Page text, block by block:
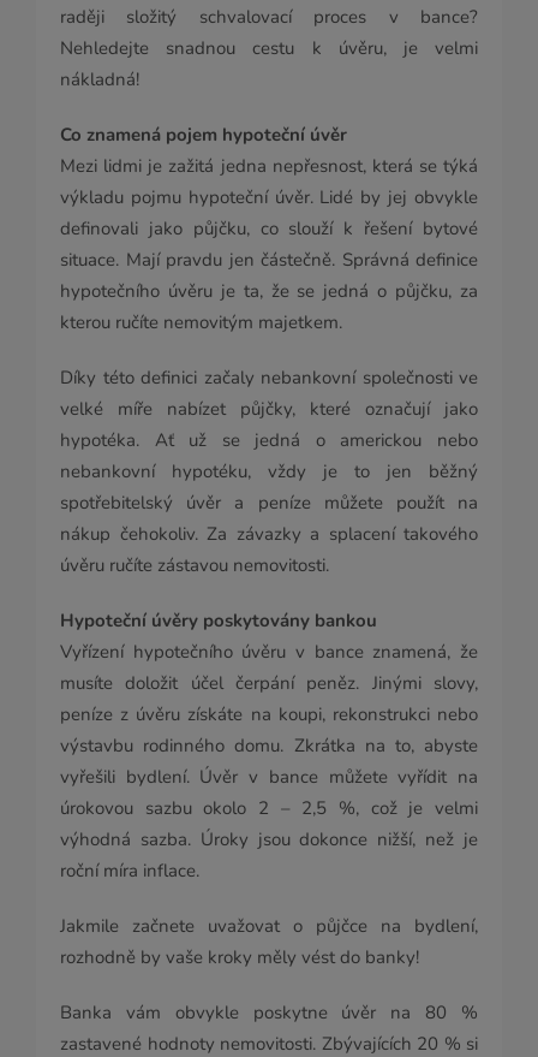
raději složitý schvalovací proces v bance?
Nehledejte snadnou cestu k úvěru, je velmi
nákladná!
Co znamená pojem hypoteční úvěr
Mezi lidmi je zažitá jedna nepřesnost, která se týká
výkladu pojmu hypoteční úvěr. Lidé by jej obvykle
definovali jako půjčku, co slouží k řešení bytové
situace. Mají pravdu jen částečně. Správná definice
hypotečního úvěru je ta, že se jedná o půjčku, za
kterou ručíte nemovitým majetkem.
Díky této definici začaly nebankovní společnosti ve
velké míře nabízet půjčky, které označují jako
hypotéka. Ať už se jedná o americkou nebo
nebankovní hypotéku, vždy je to jen běžný
spotřebitelský úvěr a peníze můžete použít na
nákup čehokoliv. Za závazky a splacení takového
úvěru ručíte zástavou nemovitosti.
Hypoteční úvěry poskytovány bankou
Vyřízení hypotečního úvěru v bance znamená, že
musíte doložit účel čerpání peněz. Jinými slovy,
peníze z úvěru získáte na koupi, rekonstrukci nebo
výstavbu rodinného domu. Zkrátka na to, abyste
vyřešili bydlení. Úvěr v bance můžete vyřídit na
úrokovou sazbu okolo 2 – 2,5 %, což je velmi
výhodná sazba. Úroky jsou dokonce nižší, než je
roční míra inflace.
Jakmile začnete uvažovat o půjčce na bydlení,
rozhodně by vaše kroky měly vést do banky!
Banka vám obvykle poskytne úvěr na 80 %
zastavené hodnoty nemovitosti. Zbývajících 20 % si